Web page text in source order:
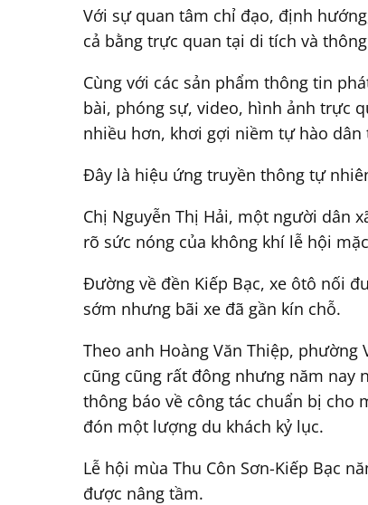
Với sự quan tâm chỉ đạo, định
cả bằng trực quan tại di tích và
Cùng với các sản phẩm thông tin
bài, phóng sự, video, hình ảnh trực
nhiều hơn, khơi gợi niềm tự hào
Đây là hiệu ứng truyền thông tự
Chị Nguyễn Thị Hải, một người dân
rõ sức nóng của không khí lễ hội
Đường về đền Kiếp Bạc, xe ôtô nối
sớm nhưng bãi xe đã gần kín chỗ.
Theo anh Hoàng Văn Thiệp,
cũng cũng rất đông nhưng năm nay
thông báo về công tác chuẩn bị cho
đón một lượng du khách kỷ lục.
Lễ hội mùa Thu Côn Sơn-Kiếp Bạc
được nâng tầm.